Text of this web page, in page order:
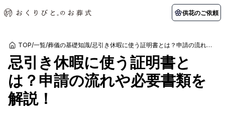
供花のご依頼
初めての方へ
初めての方へ 納棺の儀とは？
葬儀の流れ
関東エリア
東京都
お客様の声
ご葬儀事例 お客様の声
よくある質問
葬儀の知識
葬儀の知識 供花のご依頼
TOP/一覧/葬儀の基礎知識/ 忌引き休暇に使う証明書とは？申請の流れや必要書類を解説！
忌引き休暇に使う証明書と
は？申請の流れや必要書類を
解説！